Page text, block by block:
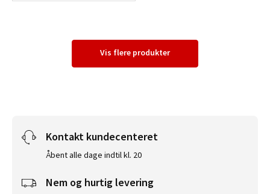
Vis flere produkter
Kontakt kundecenteret
Åbent alle dage indtil kl. 20
Nem og hurtig levering